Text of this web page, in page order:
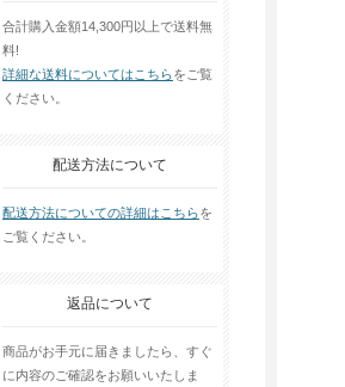
合計購入金額14,300円以上で送料無
料!
詳細な送料についてはこちらをご覧
ください。
配送方法について
配送方法についての詳細はこちらを
ご覧ください。
返品について
商品がお手元に届きましたら、すぐ
に内容のご確認をお願いいたしま